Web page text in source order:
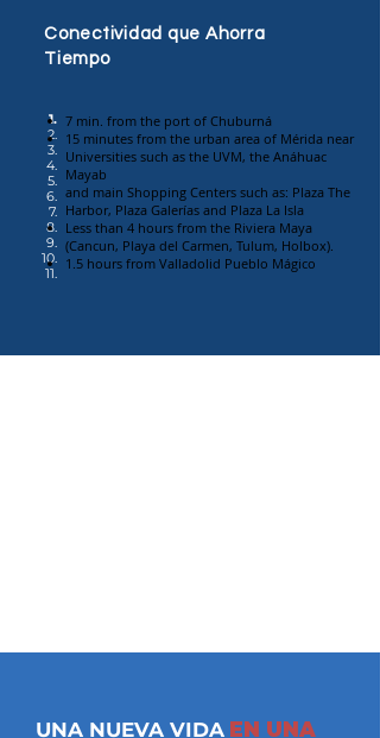
Conectividad que Ahorra
Tiempo
1.
2.
3.
4.
5.
6.
7.
8.
9.
10.
11.
7 min. from the port of Chuburná
15 minutes from the urban area of Mérida near
Universities such as the UVM, the Anáhuac
Mayab
and main Shopping Centers such as: Plaza The
Harbor, Plaza Galerías and Plaza La Isla
Less than 4 hours from the Riviera Maya
(Cancun, Playa del Carmen, Tulum, Holbox).
1.5 hours from Valladolid Pueblo Mágico
UNA NUEVA VIDA EN UNA